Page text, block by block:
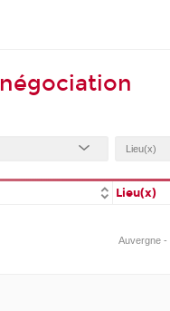
Lieu(x)
Auvergne -